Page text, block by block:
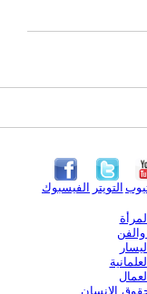
الفيسبوك التويتر
والفن
حقوق الإنسان